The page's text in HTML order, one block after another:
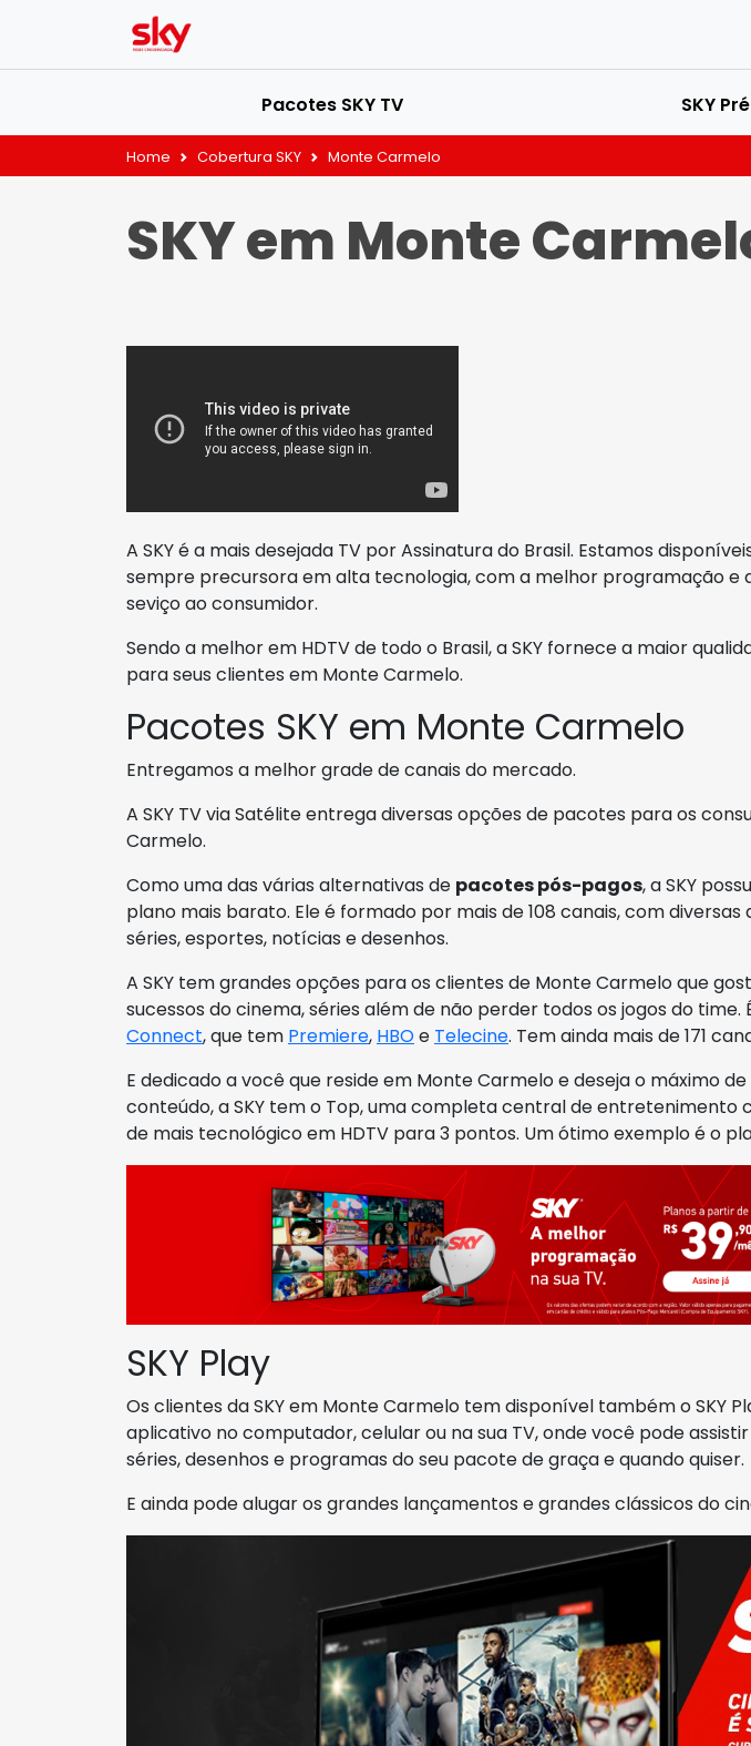
Pacotes SKY TV SKY
Home Cobertura SKY Monte Carmelo
SKY em Monte
A SKY é a mais desejada TV por Assinatura do Brasil. Estamos
sempre precursora em alta tecnologia, com a melhor programação e
seviço ao consumidor.
Sendo a melhor em HDTV de todo o Brasil, a SKY fornece a maior
para seus clientes em Monte Carmelo.
Pacotes SKY em Monte Carmelo
Entregamos a melhor grade de canais do mercado.
A SKY TV via Satélite entrega diversas opções de pacotes para os
Carmelo.
Como uma das várias alternativas de pacotes pós-pagos, a SKY
plano mais barato. Ele é formado por mais de 108 canais, com
séries, esportes, notícias e desenhos.
A SKY tem grandes opções para os clientes de Monte Carmelo que
sucessos do cinema, séries além de não perder todos os jogos do time.
Connect, que tem Premiere, HBOe Telecine. Tem ainda mais de 171
E dedicado a você que reside em Monte Carmelo e deseja o máximo
conteúdo, a SKY tem o Top, uma completa central de entretenimento
de mais tecnológico em HDTV para 3 pontos. Um ótimo exemplo é o
SKY Play
Os clientes da SKY em Monte Carmelo tem disponível também o SKY
aplicativo no computador, celular ou na sua TV, onde você pode
séries, desenhos e programas do seu pacote de graça e quando quiser.
E ainda pode alugar os grandes lançamentos e grandes clássicos do